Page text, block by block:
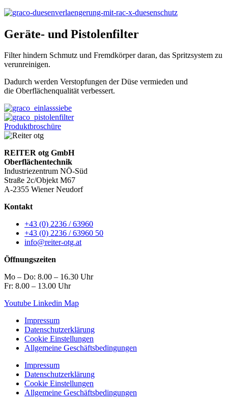
Geräte- und Pistolenfilter
Filter hindern Schmutz und Fremdkörper daran, das Spritzsystem zu
verunreinigen.
Dadurch werden Verstopfungen der Düse vermieden und
die Oberflächenqualität verbessert.
Produktbroschüre
REITER otg GmbH
Oberflächentechnik
Industriezentrum NÖ-Süd
Straße 2c/Objekt M67
A-2355 Wiener Neudorf
Kontakt
+43 (0) 2236 / 63960
+43 (0) 2236 / 63960 50
info@reiter-otg.at
Öffnungszeiten
Mo – Do: 8.00 – 16.30 Uhr
Fr: 8.00 – 13.00 Uhr
Youtube Linkedin Map
Impressum
Datenschutzerklärung
Cookie Einstellungen
Allgemeine Geschäftsbedingungen
Impressum
Datenschutzerklärung
Cookie Einstellungen
Allgemeine Geschäftsbedingungen